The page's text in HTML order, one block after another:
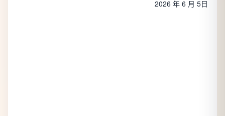
2026 年 6 月 5日